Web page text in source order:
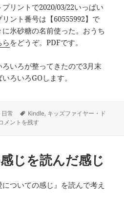
リントで2020/03/22いっぱい
ント番号は【60555992】で
氷砂糖の名前使った。おうち
らをどうぞ。PDFです。
いろが整ってきたので3月末
ろいろGOします。
日常
タ
グ
Kindle, キッズファイヤー・ド
ミックス版キッズファイヤー・ドットコムを
メントを残す
じを読んだ感じ
ついての感じ』を読んで考え